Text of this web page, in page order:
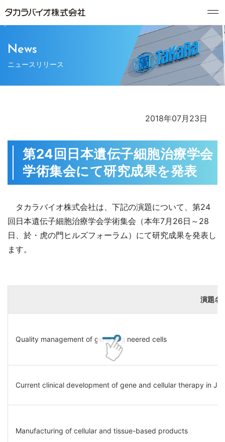
News
ニュースリリース
2018年07月23日
第24回日本遺伝子細胞治療学会
学術集会にて研究成果を発表
タカラバイオ株式会社は、下記の演題について 、第24
回日本遺伝子細胞治療学会学術集会（本年7月26日～28
日、於・虎の門ヒルズフォーラム）にて研究成果を発表し
ます。
演題名
Quality management of gene engineered cells
Current clinical development of gene and cellular therapy in
Manufacturing of cellular and tissue-based products